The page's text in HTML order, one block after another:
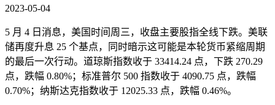
2023-05-04
5 月 4 日消息，美国时间周三，收盘主要股指全线下跌。美联
储再度升息 25 个基点，同时暗示这可能是本轮货币紧缩周期
的最后一次行动。道琼斯指数收于 33414.24 点，下跌 270.29
点，跌幅 0.80%；标准普尔 500 指数收于 4090.75 点，跌幅
0.70%；纳斯达克指数收于 12025.33 点，跌幅 0.46%。